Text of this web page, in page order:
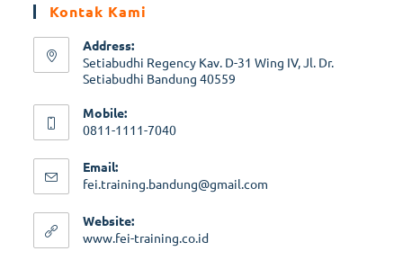
Kontak Kami
Address:
Setiabudhi Regency Kav. D-31 Wing IV, Jl. Dr.
Setiabudhi Bandung 40559
Mobile:
0811-1111-7040
Email:
fei.training.bandung@gmail.com
Website:
www.fei-training.co.id